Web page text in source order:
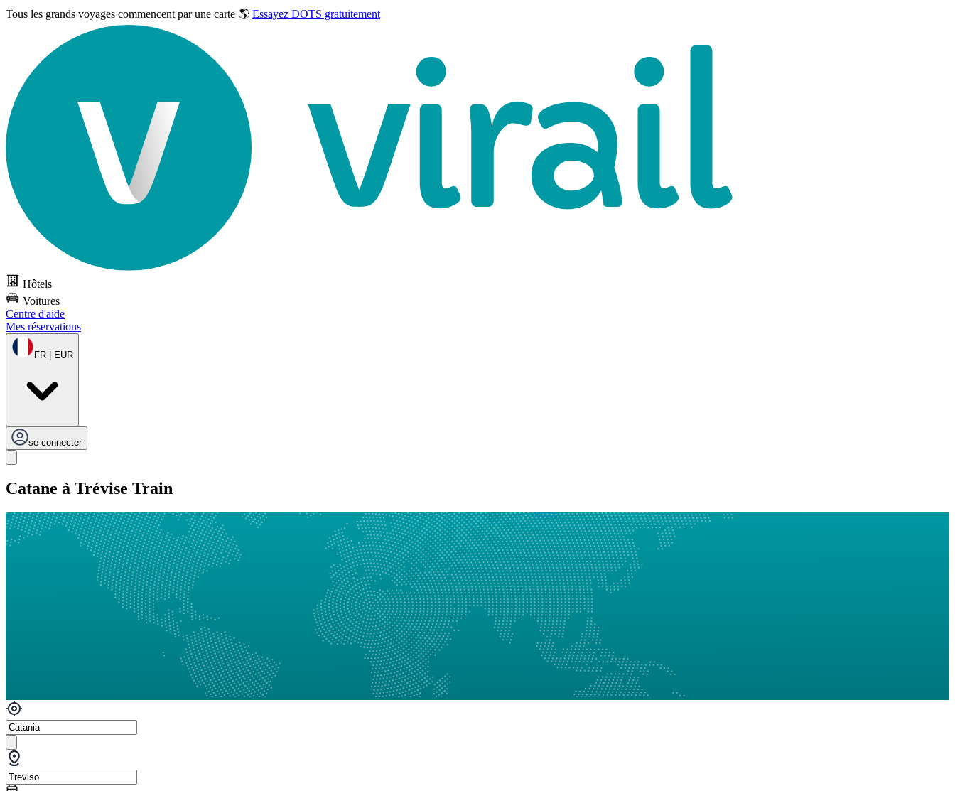
Tous les grands voyages commencent par une carte 🌎 Essayez DOTS gratuitement
Hôtels
Voitures
Centre d'aide
Mes réservations
FR | EUR
se connecter
Catane à Trévise Train